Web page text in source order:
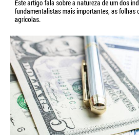
Este artigo fala sobre a natureza de um dos
fundamentalistas mais importantes, as folhas
agrícolas.